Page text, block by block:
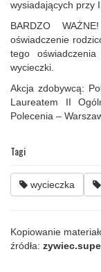
wysiadających przy
BARDZO
oświadczenie
tego
wycieczki.
Akcja zdobywcą:
Laureatem II
Polecenia –
Tagi
wycieczka
Kopiowanie
źródła: